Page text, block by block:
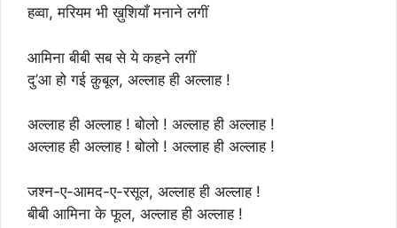
हव्वा, मरियम भी ख़ुशियाँ मनाने लगीं
आमिना बीबी सब से ये कहने लगीं
दु’आ हो गई क़ुबूल, अल्लाह ही अल्लाह !
अल्लाह ही अल्लाह ! बोलो ! अल्लाह ही अल्लाह !
अल्लाह ही अल्लाह ! बोलो ! अल्लाह ही अल्लाह !
जश्न-ए-आमद-ए-रसूल, अल्लाह ही अल्लाह !
बीबी आमिना के फूल, अल्लाह ही अल्लाह !